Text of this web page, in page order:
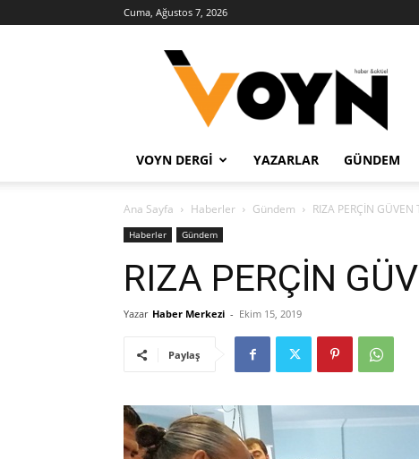
Cuma, Ağustos 7, 2026
Haber
VOYN DERGI YAZARLAR GÜNDEM
Ana Sayfa Haberler Gündem RIZA PERÇİN GÜVEN
Haberler Gündem
RIZA PERÇİN
Yazar Haber Merkezi - Ekim 15, 2019
Paylaş